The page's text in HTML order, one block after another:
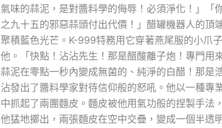
氣味的蒜泥，是對醬料學的侮辱！必須淨化！」「
之九十五的邪惡蒜頭付出代價！」醋罐機器人的頂
聚積藍色光芒。K-999特務用它穿著燕尾服的小爪
他。「快點！沾沾先生！那是醋酸離子炮！專門用
蒜泥在零點一秒內變成無菌的、純淨的白醋！那是
沾發出了醬料學家對待信仰般的怒吼。他以一種專
中抓起了兩團麵皮。麵皮被他用氣功般的捏製手法
他猛地擲出，兩張麵皮在空中交疊，變成一個半透